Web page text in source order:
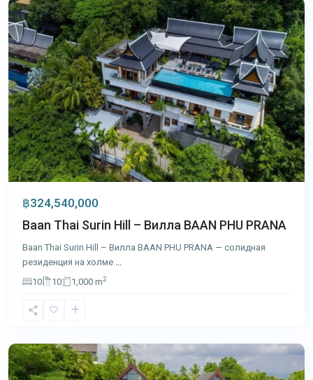
฿324,540,000
Baan Thai Surin Hill – Вилла BAAN PHU PRANA
Baan Thai Surin Hill – Вилла BAAN PHU PRANA — солидная
резиденция на холме ...
10
10 1,000 m2
Яму